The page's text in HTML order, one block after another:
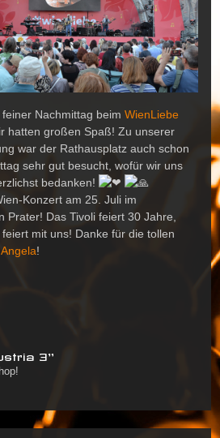
Nachmittag beim WienLiebe
hatten großen Spaß! Zu unserer
war der Rathausplatz auch schon
sehr gut besucht, wofür wir uns
bedanken!
Konzert am 25. Juli im
Prater! Das Tivoli feiert 30 Jahre,
mit uns! Danke für die tollen
Angela!
3"